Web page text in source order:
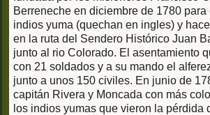
Berreneche en diciembre de 1780
indios yuma (quechan en ingles) y
en la ruta del Sendero Histórico Juan
junto al rio Colorado. El asentamiento
con 21 soldados y a su mando el
junto a unos 150 civiles. En junio de
capitán Rivera y Moncada con más
los indios yumas que vieron la pérdida